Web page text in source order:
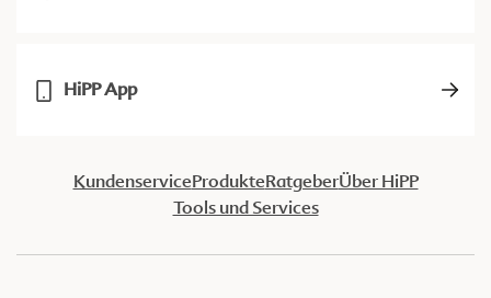
HiPP App
KundenserviceProdukteRatgeberÜber HiPP
Tools und Services